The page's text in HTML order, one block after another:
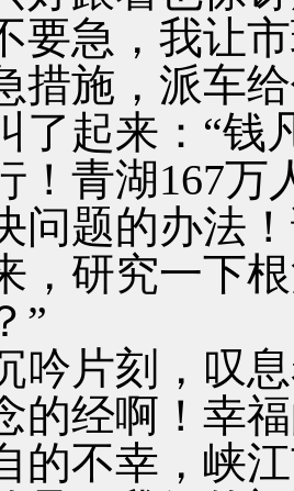
要急，我让
措施，派车
起来：“钱
！青湖167万
问题的办法
，研究一下
”
片刻，叹
的经啊！幸
的不幸，峡